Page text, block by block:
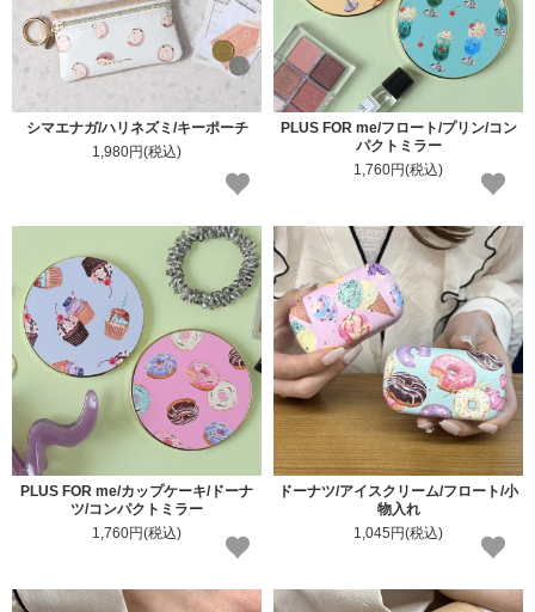
シマエナガ/ハリネズミ/キーポーチ
1,980円(税込)
PLUS FOR me/フロート/プリン/コン
パクトミラー
1,760円(税込)
PLUS FOR me/カップケーキ/ドーナ
ツ/コンパクトミラー
1,760円(税込)
ドーナツ/アイスクリーム/フロート/小
物入れ
1,045円(税込)